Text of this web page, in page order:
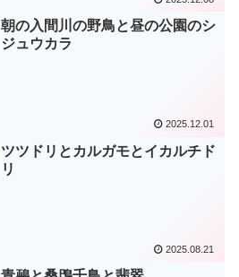
朝の入間川の野鳥と昼の公園のシ
ジュウカラ
2025.12.01
ツツドリとカルガモとイカルチド
リ
2025.08.21